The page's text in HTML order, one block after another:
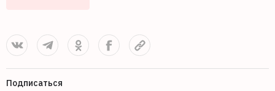
Подписаться